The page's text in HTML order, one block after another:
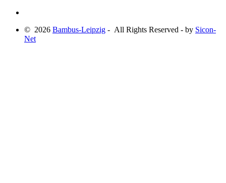
© 2026 Bambus-Leipzig - All Rights Reserved - by Sicon-
Net